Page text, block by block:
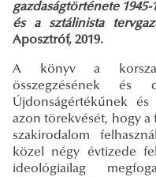
gazdaságtörténete
és a sztálinista
Aposztróf, 2019.
A könyv a korszak
összegzésének és
Újdonságértékűnek
azon törekvését, hogy a
szakirodalom
közel négy évtizede
ideológiailag